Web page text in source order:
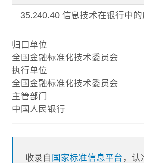
35.240.40 信息技术在银行中的
归口单位
全国金融标准化技术委员会
执行单位
全国金融标准化技术委员会
主管部门
中国人民银行
收录自 国家标准信息平台 ，认